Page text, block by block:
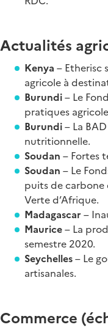
Actualités
Kenya – Etherisc
agricole à
Burundi– Le
pratiques
Burundi– La
nutritionnelle.
Soudan – Fortes
Soudan – Le
puits de carbone
Verte d’Afrique.
Madagascar –
Maurice– La
semestre 2020.
Seychelles– Le
artisanales.
Commerce